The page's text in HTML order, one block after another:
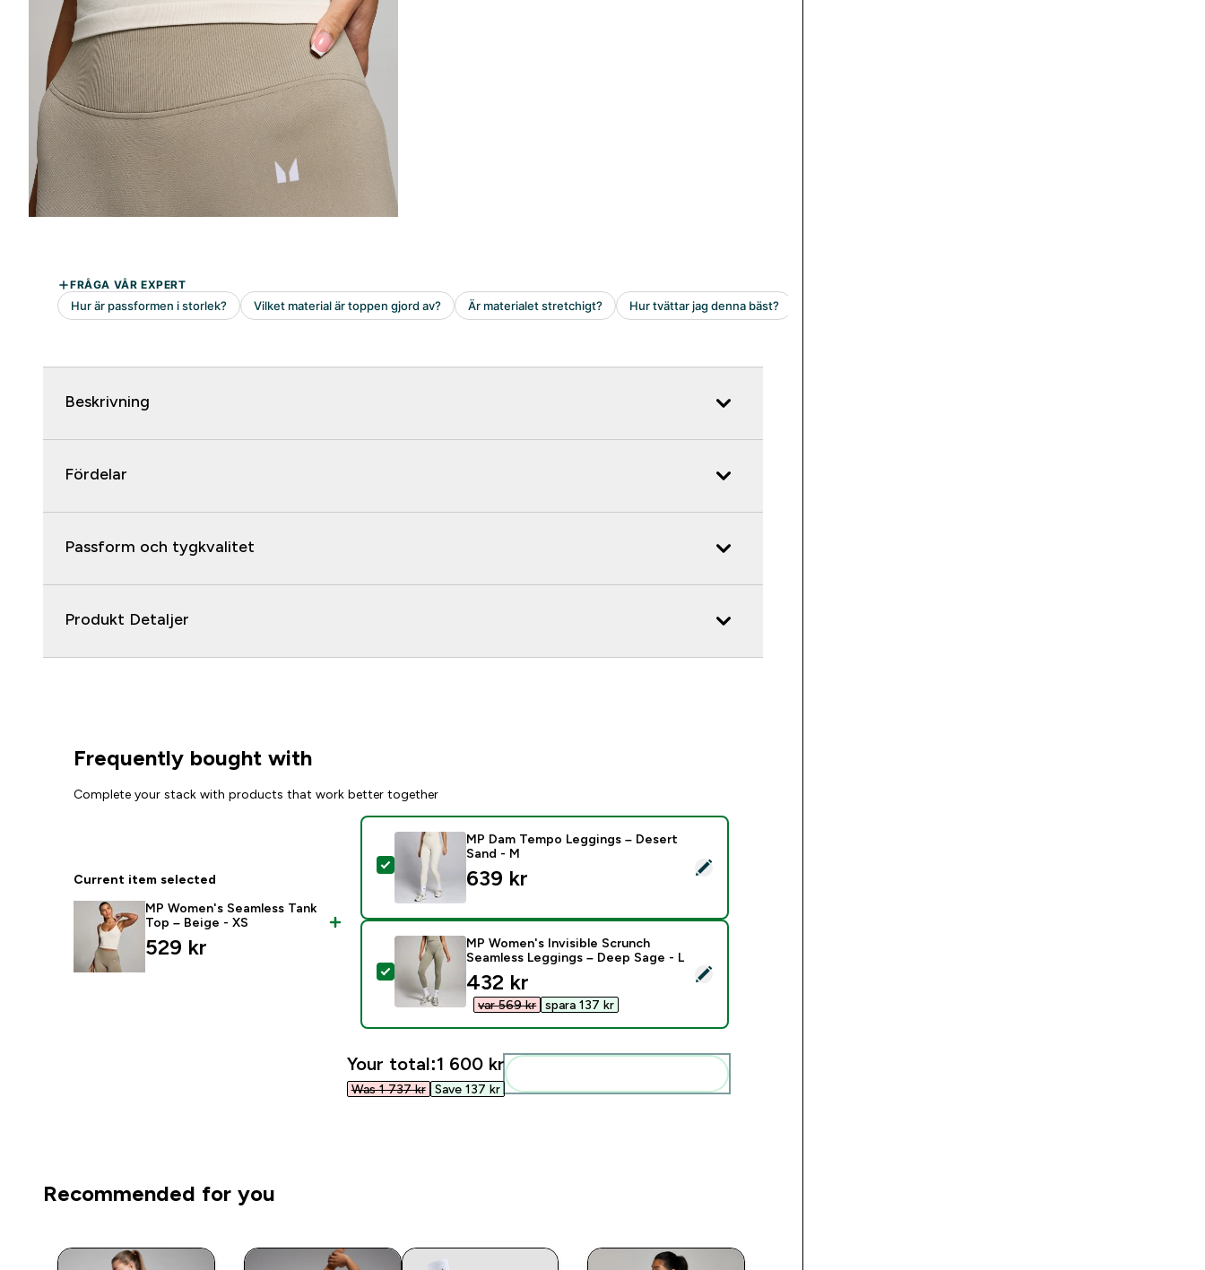
Beskrivning
Fördelar
Passform och tygkvalitet
Produkt Detaljer
Frequently bought with
Complete your stack with products that work better together
Current item selected
MP Women's Seamless Tank
Top – Beige - XS
529 kr‎
Select this product - MP Dam Tempo Leggings – Desert Sand - M
MP Dam Tempo Leggings – Desert
Sand - M
639 kr‎
Select this product - MP Women's Invisible Scrunch Seamless Leggings – Deep Sage - L
MP Women's Invisible Scrunch
Seamless Leggings – Deep Sage - L
discounted price
432 kr‎
var 569 kr‎ spara 137 kr‎
Your total:1 600 kr‎
Was 1 737 kr‎ Save 137 kr‎
Recommended for you